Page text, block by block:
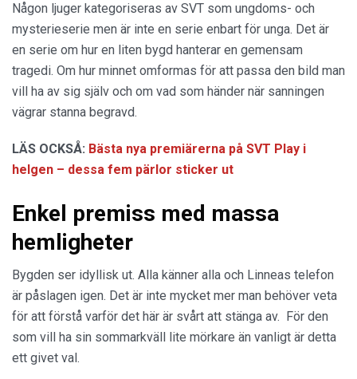
Någon ljuger kategoriseras av SVT som ungdoms- och
mysterieserie men är inte en serie enbart för unga. Det är
en serie om hur en liten bygd hanterar en gemensam
tragedi. Om hur minnet omformas för att passa den bild man
vill ha av sig själv och om vad som händer när sanningen
vägrar stanna begravd.
LÄS OCKSÅ: Bästa nya premiärerna på SVT Play i
helgen – dessa fem pärlor sticker ut
Enkel premiss med massa
hemligheter
Bygden ser idyllisk ut. Alla känner alla och Linneas telefon
är påslagen igen. Det är inte mycket mer man behöver veta
för att förstå varför det här är svårt att stänga av. För den
som vill ha sin sommarkväll lite mörkare än vanligt är detta
ett givet val.